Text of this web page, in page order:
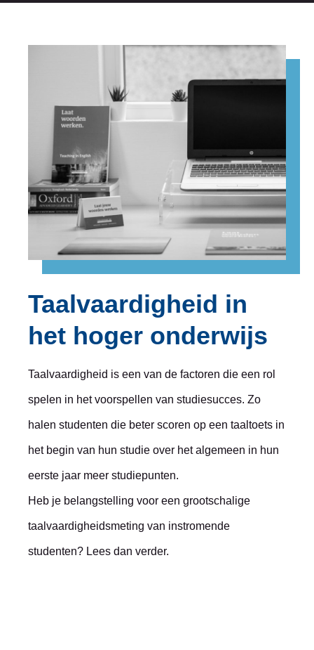
Taalvaardigheid in
het hoger onderwijs
Taalvaardigheid is een van de factoren die een rol
spelen in het voorspellen van studiesucces. Zo
halen studenten die beter scoren op een taaltoets in
het begin van hun studie over het algemeen in hun
eerste jaar meer studiepunten.
Heb je belangstelling voor een grootschalige
taalvaardigheidsmeting van instromende
studenten? Lees dan verder.